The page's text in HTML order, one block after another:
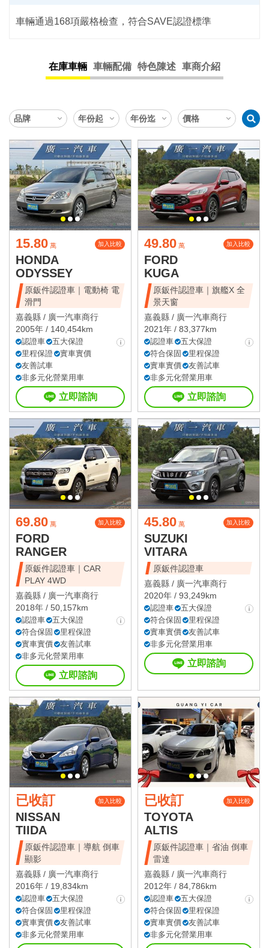
車輛通過168項嚴格檢查，符合SAVE認證標準
在庫車輛 車輛配備 特色陳述 車商介紹
15.80 萬 加入比較
HONDA
ODYSSEY
原鈑件認證車｜電動椅 電
滑門
嘉義縣 / 廣一汽車商行
2005年 / 140,454km
認證車
五大保證
里程保證
實車實價
友善試車
非多元化營業用車
立即諮詢
49.80 萬 加入比較
FORD
KUGA
原鈑件認證車｜旗艦X 全
景天窗
嘉義縣 / 廣一汽車商行
2021年 / 83,377km
認證車
五大保證
符合保固
里程保證
實車實價
友善試車
非多元化營業用車
立即諮詢
69.80 萬 加入比較
FORD
RANGER
原鈑件認證車｜CAR
PLAY 4WD
嘉義縣 / 廣一汽車商行
2018年 / 50,157km
認證車
五大保證
符合保固
里程保證
實車實價
友善試車
非多元化營業用車
立即諮詢
45.80 萬 加入比較
SUZUKI
VITARA
原鈑件認證車
嘉義縣 / 廣一汽車商行
2020年 / 93,249km
認證車
五大保證
符合保固
里程保證
實車實價
友善試車
非多元化營業用車
立即諮詢
已收訂 加入比較
NISSAN
TIIDA
原鈑件認證車｜導航 倒車
顯影
嘉義縣 / 廣一汽車商行
2016年 / 19,834km
認證車
五大保證
符合保固
里程保證
實車實價
友善試車
非多元化營業用車
已收訂 加入比較
TOYOTA
ALTIS
原鈑件認證車｜省油 倒車
雷達
嘉義縣 / 廣一汽車商行
2012年 / 84,786km
認證車
五大保證
符合保固
里程保證
實車實價
友善試車
非多元化營業用車